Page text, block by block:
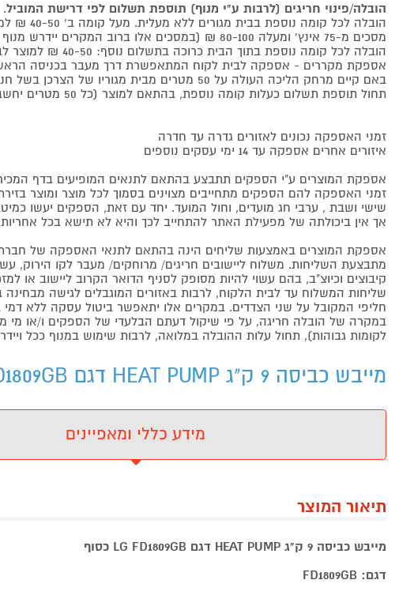
הובלה/פינוי חריגים (לרבות ע"י מנוף) תוספת תשלום לפי דרישת המוביל.
הובלה לכל קומה נוספת בבית מגורים ללא מעלית. מעל קומה ב' 40-50 ₪ למוצר לבן, 60-80 ₪ למקרר/מקפיא, מסכים עד 65 אינץ' בין 50-80 ₪
מסכים מ-75 אינץ' ומעלה 80-100 ₪ (במסכים אלו ברוב המקרים יידרש מנוף ותחול הוראת הובלה חריגה שלעיל. אם לא יידרש מנוף תחול תוספת הקומות כבר מהקומה הראשונה)
הובלה לכל קומה נוספת בתוך הבית כרוכה בתשלום נוסף: 40-50 ₪ למוצר לבן, 60-80 ₪ למקרר/מקפיא, מסכים עד 65 אינץ' בין 50-80 ₪, מסכים מ-75 אינץ' ומעלה 80-100 ₪.
אספקת מקררים - אספקה לבית לקוח המתאפשרת דרך מעבר בכניסה הראשית עד קומה ב'
באם קיים מרחק הליכה העולה על 50 מטרים מבית מגוריו של הצרכן בשל חניה מרוחקת או חוסר גישה לביתו,
תחול תוספת תשלום כעלות קומה נוספת, בהתאם למוצר (כל 50 מטרים יחשבו כקומה נוספת).
זמני האספקה נכונים לאזורים גדרה עד חדרה
איזורים אחרים אספקה עד 14 ימי עסקים נוספים
אספקת המוצרים ע"י הספקים תתבצע בהתאם לתנאים המופיעים בדף
זמני האספקה להם הספקים מתחייבים מצוינים בסמוך לכל מוצר ומוצר
שישי ושבת , ערבי חג מועדים, וחול המועד. יחד עם זאת, הספקים יעשו
אך אין ביכולתה של מפעילת האתר להתחייב לכך והיא לא תישא בכל
אספקת המוצרים באמצעות שליחים הינה בהתאם לתנאי האספקה של
מתבצעת השליחות. משלוח ליישובים חריגים/ מרוחקים/ מעבר לקו הירוק,
קיבוצים וכיוצ"ב, בהם עשוי להיות מסופק לסניף הדואר הקרוב ליישוב
שליחות המשלוח עד לבית הלקוח, לרבות באזורים המוגבלים לגישה מבחינה
חליפי המקובל על שני הצדדים. במקרים אלו יתאפשר ביטול עסקה ללא דמי
במקרה של הובלה חריגה, על פי שיקול דעתם הבלעדי של הספקים ו/או מי
לקומות גבוהות), תחול עלות ההובלה במלואה, לרבות שימוש במנוף ככל
מייבש כביסה 9 ק"ג HEAT PUMP דגם LG FD1809GB כסוף - מידע נוסף
מידע כללי ומאפיינים
תיאור המוצר
מייבש כביסה 9 ק"ג HEAT PUMP דגם LG FD1809GB כסוף
דגם: FD1809GB